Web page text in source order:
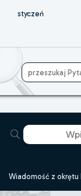
styczeń
Wiadomość z okrętu